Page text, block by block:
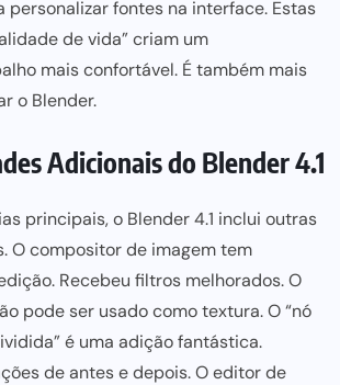
personalizar fontes na interface. Estas
de vida” criam um
mais confortável. É também mais
o Blender.
Adicionais do Blender 4.1
principais, o Blender 4.1 inclui outras
O compositor de imagem tem
Recebeu filtros melhorados. O
pode ser usado como textura. O “nó
é uma adição fantástica.
de antese depois. O editor de